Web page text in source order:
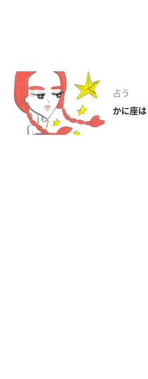
占う
かに座